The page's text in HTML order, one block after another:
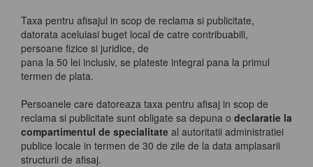
Taxa pentru afisajul in scop de reclama si publicitate,
datorata aceluiasi buget local de catre contribuabili,
persoane fizice si juridice, de
pana la 50 lei inclusiv, se plateste integral pana la primul
termen de plata.
Persoanele care datoreaza taxa pentru afisaj in scop de
reclama si publicitate sunt obligate sa depuna o declaratie la
compartimentul de specialitate al autoritatii administratiei
publice locale in termen de 30 de zile de la data amplasarii
structurii de afisaj.